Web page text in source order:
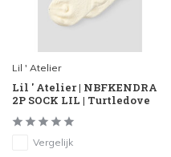
Lil ' Atelier
Lil ' Atelier | NBFKENDRA
2P SOCK LIL | Turtledove
Vergelijk